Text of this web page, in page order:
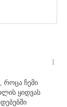
როცა ჩემი
ყიდვას